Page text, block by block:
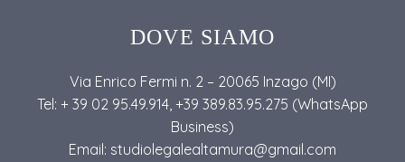
DOVE SIAMO
Via Enrico Fermi n. 2 – 20065 Inzago (MI)
Tel: + 39 02 95.49.914, +39 389.83.95.275 (WhatsApp
Business)
Email: studiolegalealtamura@gmail.com